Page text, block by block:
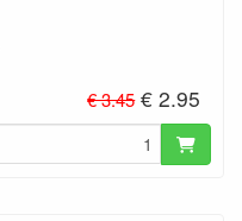
€ 3.45 € 2.95